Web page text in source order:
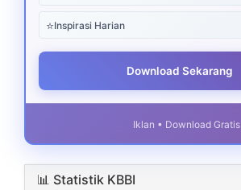
⭐Inspirasi Harian
Download Sekarang
Iklan • Download Gratis
📊 Statistik KBBI